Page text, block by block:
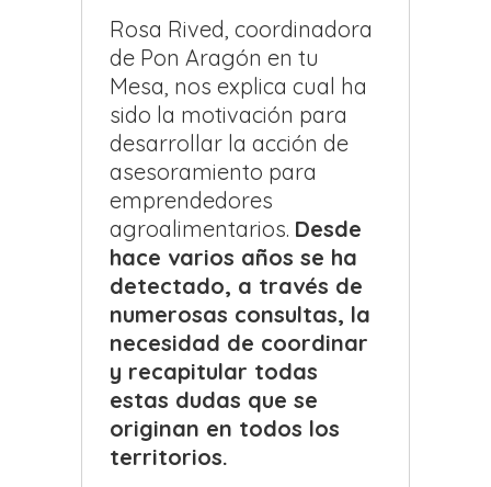
Rosa Rived, coordinadora
de Pon Aragón en tu
Mesa, nos explica cual ha
sido la motivación para
desarrollar la acción de
asesoramiento para
emprendedores
agroalimentarios. Desde
hace varios años se ha
detectado, a través de
numerosas consultas, la
necesidad de coordinar
y recapitular todas
estas dudas que se
originan en todos los
territorios.